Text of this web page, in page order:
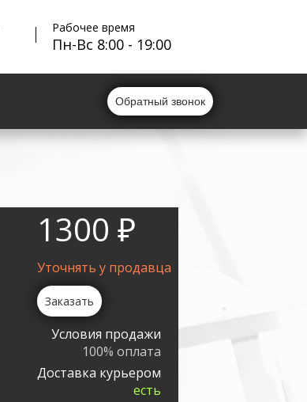
Рабочее время
Пн-Вс 8:00 - 19:00
Обратный звонок
1300 ₽
Уточнять у продавца
Заказать
Условия продажи
100% оплата
Доставка курьером
есть